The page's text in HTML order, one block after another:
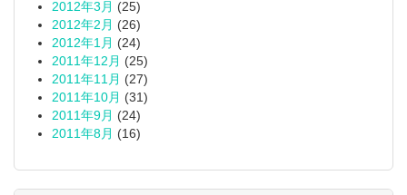
2012年3月 (25)
2012年2月 (26)
2012年1月 (24)
2011年12月 (25)
2011年11月 (27)
2011年10月 (31)
2011年9月 (24)
2011年8月 (16)